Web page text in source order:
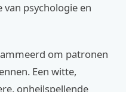
psychologie en
om patronen
Een witte,
onheilspellende